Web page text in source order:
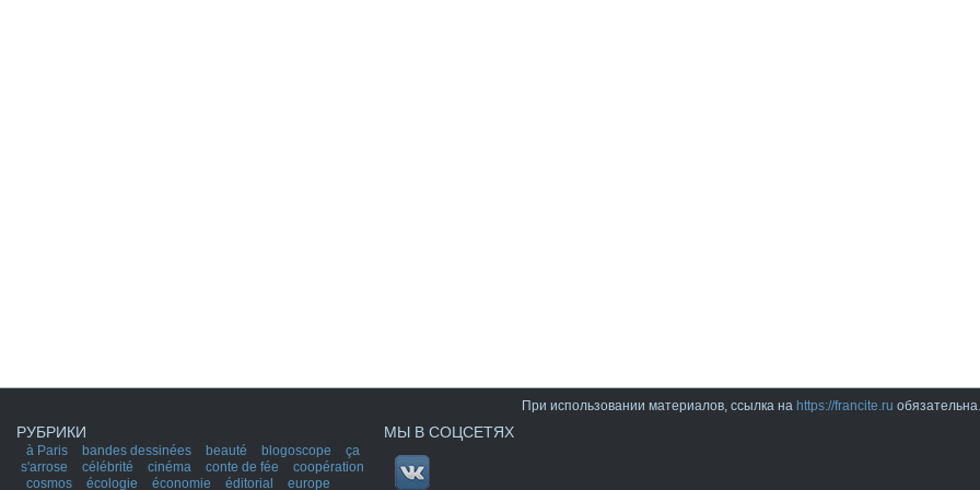
При использовании материалов, ссылка на https://francite.ru обязательна.
РУБРИКИ
à Paris bandes dessinées beauté blogoscope
ça
s'arrose
célébrité cinéma conte de fée
coopération
cosmos
écologie économie éditorial europe
МЫ В СОЦСЕТЯХ